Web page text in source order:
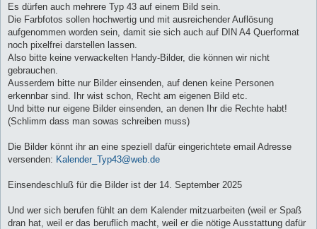
Es dürfen auch mehrere Typ 43 auf einem Bild sein.
Die Farbfotos sollen hochwertig und mit ausreichender Auflösung
aufgenommen worden sein, damit sie sich auch auf DIN A4 Querformat
noch pixelfrei darstellen lassen.
Also bitte keine verwackelten Handy-Bilder, die können wir nicht
gebrauchen.
Ausserdem bitte nur Bilder einsenden, auf denen keine Personen
erkennbar sind. Ihr wist schon, Recht am eigenen Bild etc.
Und bitte nur eigene Bilder einsenden, an denen Ihr die Rechte habt!
(Schlimm dass man sowas schreiben muss)
Die Bilder könnt ihr an eine speziell dafür eingerichtete email Adresse
versenden: Kalender_Typ43@web.de
Einsendeschluß für die Bilder ist der 14. September 2025
Und wer sich berufen fühlt an dem Kalender mitzuarbeiten (weil er Spaß
dran hat, weil er das beruflich macht, weil er die nötige Ausstattung dafür